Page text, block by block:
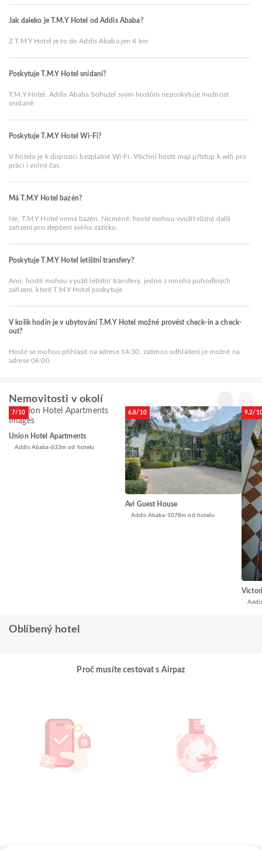
Jak daleko je T.M.Y Hotel od Addis Ababa?
Z T.M.Y Hotel je to do Addis Ababa jen 4 km
Poskytuje T.M.Y Hotel snídani?
T.M.Y Hotel, Addis Ababa bohužel svým hostům neposkytuje možnost
snídaně.
Poskytuje T.M.Y Hotel Wi-Fi?
V hotelu je k dispozici bezplatné Wi-Fi. Všichni hosté mají přístup k wifi pro
práci i volný čas.
Má T.M.Y Hotel bazén?
Ne, T.M.Y Hotel nemá bazén. Nicméně, hosté mohou využít různé další
zařízení pro zlepšení svého zážitku.
Poskytuje T.M.Y Hotel letištní transfery?
Ano, hosté mohou využít letištní transfery, jedno z mnoha pohodlných
zařízení, které T.M.Y Hotel poskytuje
V kolik hodin je v ubytování T.M.Y Hotel možné provést check-in a check-
out?
Hosté se mohou přihlásit na adrese 14:30, zatímco odhlášení je možné na
adrese 06:00
Nemovitosti v okolí
7/10
Union Hotel Apartments
Addis Ababa 633m od hotelu
6.8/10
Avi Guest House
Addis Ababa 1078m od hotelu
9.2/
Oblíbený hotel
Proč musíte cestovat s Airpaz